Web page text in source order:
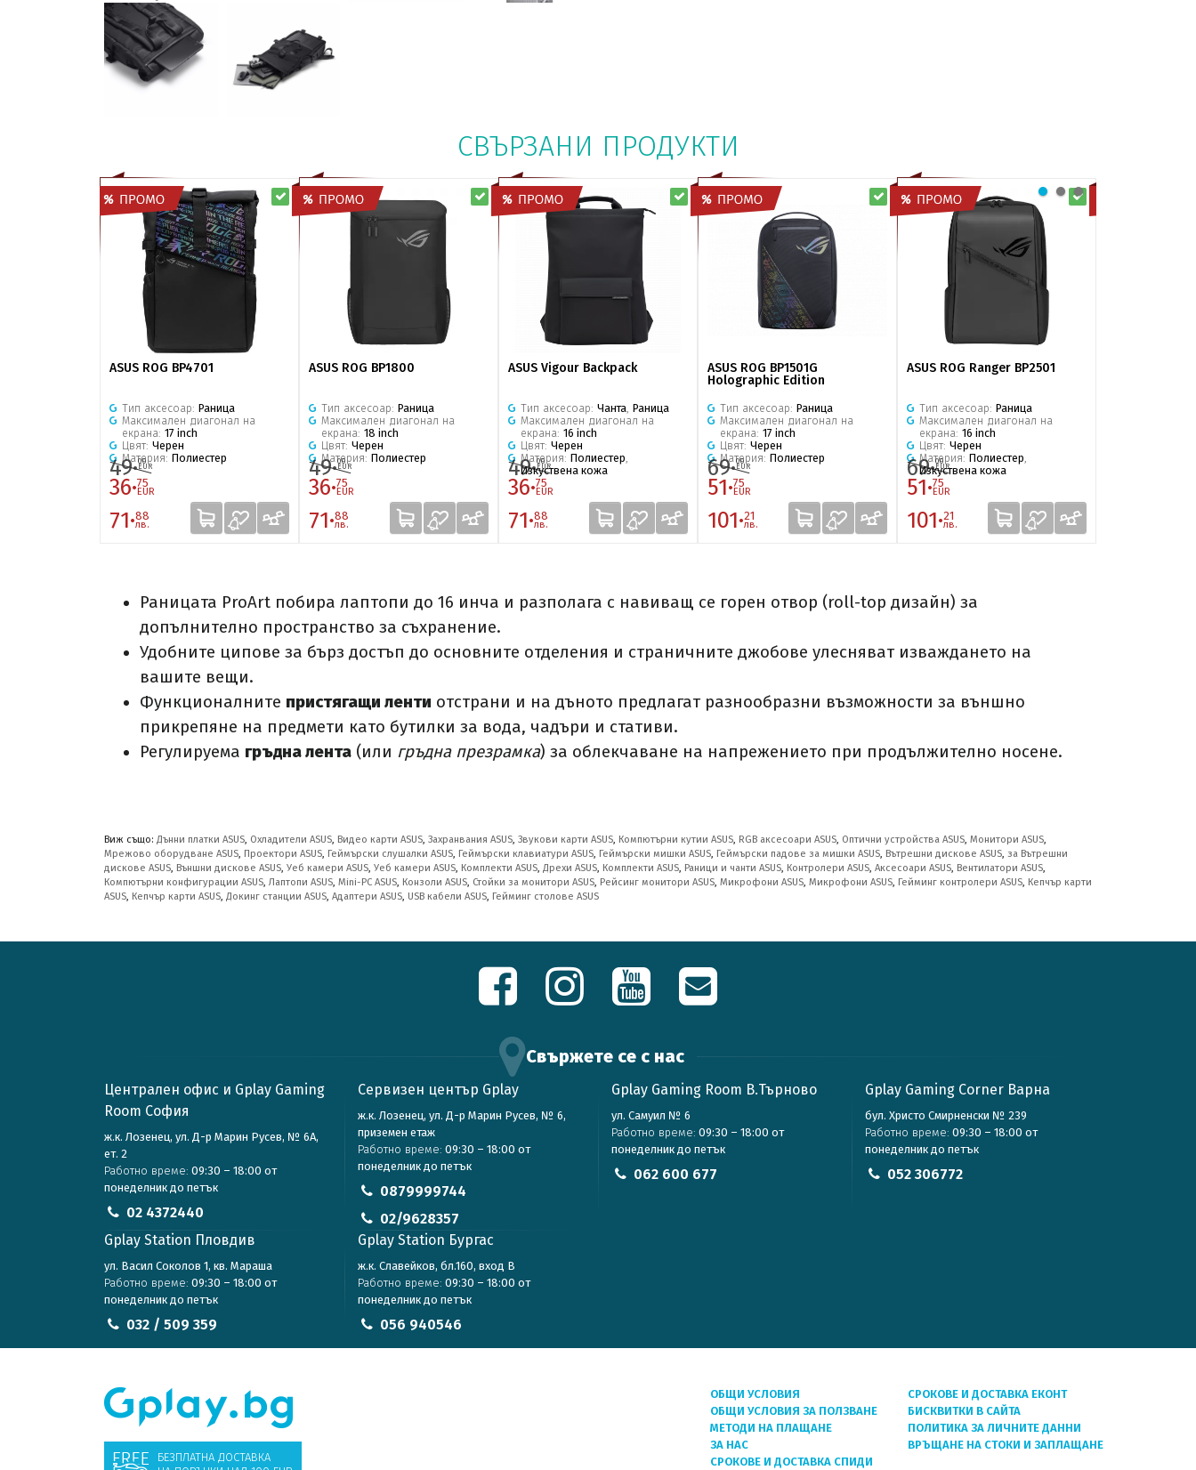
СВЪРЗАНИ ПРОДУКТИ
ASUS ROG BP4701
Тип аксесоар: Раница
Максимален диагонал на
екрана: 17 inch
Цвят: Черен
Материя: Полиестер
49·00
EUR
36·75
EUR
71·88
лв.
ASUS ROG BP1800
Тип аксесоар: Раница
Максимален диагонал на
екрана: 18 inch
Цвят: Черен
Материя: Полиестер
49·00
EUR
36·75
EUR
71·88
лв.
ASUS Vigour Backpack
Тип аксесоар: Чанта, Раница
Максимален диагонал на
екрана: 16 inch
Цвят: Черен
Материя: Полиестер,
Изкуствена кожа
49·00
EUR
36·75
EUR
71·88
лв.
ASUS ROG BP1501G
Holographic Edition
Тип аксесоар: Раница
Максимален диагонал на
екрана: 17 inch
Цвят: Черен
Материя: Полиестер
69·00
EUR
51·75
EUR
101·21
лв.
ASUS ROG Ranger BP2501
Тип аксесоар: Раница
Максимален диагонал на
екрана: 16 inch
Цвят: Черен
Материя: Полиестер,
Изкуствена кожа
69·00
EUR
51·75
EUR
101·21
лв.
Раницата ProArt побира лаптопи до 16 инча и разполага с навиващ се горен отвор (roll-top дизайн) за
допълнително пространство за съхранение.
Удобните ципове за бърз достъп до основните отделения и страничните джобове улесняват изваждането на
вашите вещи.
Функционалните пристягащи ленти отстрани и на дъното предлагат разнообразни възможности за външно
прикрепяне на предмети като бутилки за вода, чадъри и стативи.
Регулируема гръдна лента (или гръдна презрамка) за облекчаване на напрежението при продължително носене.
Виж също: Дънни платки ASUS, Охладители ASUS, Видео карти ASUS, Захранвания ASUS, Звукови карти ASUS, Компютърни кутии ASUS, RGB аксесоари ASUS, Оптични устройства ASUS, Монитори ASUS,
Мрежово оборудване ASUS, Проектори ASUS, Геймърски слушалки ASUS, Геймърски клавиатури ASUS, Геймърски мишки ASUS, Геймърски падове за мишки ASUS, Вътрешни дискове ASUS, за Вътрешни
дискове ASUS, Външни дискове ASUS, Уеб камери ASUS, Уеб камери ASUS, Комплекти ASUS, Дрехи ASUS, Комплекти ASUS, Раници и чанти ASUS, Контролери ASUS, Аксесоари ASUS, Вентилатори ASUS,
Компютърни конфигурации ASUS, Лаптопи ASUS, Mini-PC ASUS, Конзоли ASUS, Стойки за монитори ASUS, Рейсинг монитори ASUS, Микрофони ASUS, Микрофони ASUS, Гейминг контролери ASUS, Кепчър карти
ASUS, Кепчър карти ASUS, Докинг станции ASUS, Адаптери ASUS, USB кабели ASUS, Гейминг столове ASUS
Свържете се с нас
Централен офис и Gplay Gaming
Room София
ж.к. Лозенец, ул. Д-р Марин Русев, № 6А,
ет. 2
Работно време: 09:30 – 18:00 от
понеделник до петък
02 4372440
Сервизен център Gplay
ж.к. Лозенец, ул. Д-р Марин Русев, № 6,
приземен етаж
Работно време: 09:30 – 18:00 от
понеделник до петък
0879999744
02/9628357
Gplay Gaming Room В.Търново
ул. Самуил № 6
Работно време: 09:30 – 18:00 от
понеделник до петък
062 600 677
Gplay Gaming Corner Варна
бул. Христо Смирненски № 239
Работно време: 09:30 – 18:00 от
понеделник до петък
052 306772
Gplay Station Пловдив
ул. Васил Соколов 1, кв. Мараша
Работно време: 09:30 – 18:00 от
понеделник до петък
032 / 509 359
Gplay Station Бургас
ж.к. Славейков, бл.160, вход В
Работно време: 09:30 – 18:00 от
понеделник до петък
056 940546
БЕЗПЛАТНА ДОСТАВКА
ОБЩИ УСЛОВИЯ
ОБЩИ УСЛОВИЯ ЗА ПОЛЗВАНЕ
МЕТОДИ НА ПЛАЩАНЕ
ЗА НАС
СРОКОВЕ И ДОСТАВКА СПИДИ
СРОКОВЕ И ДОСТАВКА ЕКОНТ
БИСКВИТКИ В САЙТА
ПОЛИТИКА ЗА ЛИЧНИТЕ ДАННИ
ВРЪЩАНЕ НА СТОКИ И ЗАПЛАЩАНЕ